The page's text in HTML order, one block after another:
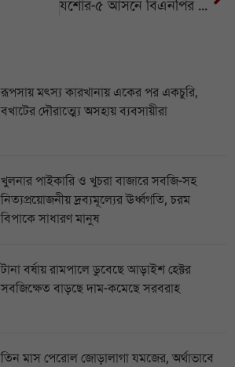
যশোর-৫ আসনে বিএনপির মনোনয়ন পেলেন শহীদ ইকবাল হোসেন
রূপসায় মৎস্য কারখানায় একের পর একচুরি,
বখাটের দৌরাত্ম্যে অসহায় ব্যবসায়ীরা
খুলনার পাইকারি ও খুচরা বাজারে সবজি-সহ
নিত্যপ্রয়োজনীয় দ্রব্যমূল্যের ঊর্ধ্বগতি, চরম
বিপাকে সাধারণ মানুষ
টানা বর্ষায় রামপালে ডুবেছে আড়াইশ হেক্টর
সবজিক্ষেত বাড়ছে দাম-কমেছে সরবরাহ
তিন মাস পেরোল জোড়ালাগা যমজের, অর্থাভাবে